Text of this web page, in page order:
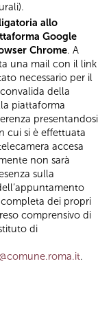
allo
Google
Chrome. A
una mail con il link
necessario per il
della
piattaforma
presentandosi
cui si è effettuata
accesa
non sarà
sulla
dei propri
comprensivo di
di
.